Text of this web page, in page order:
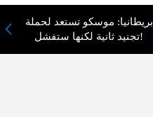
بريطانيا: موسكو تستعد لحملة
تجنيد ثانية لكنها ستفشل!